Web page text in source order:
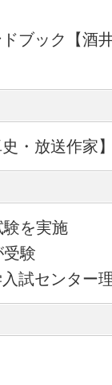
ブック【酒
・放送作家
を実施
験
試センター